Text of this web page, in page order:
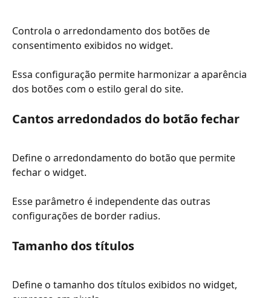
Controla o arredondamento dos botões de
consentimento exibidos no widget.
Essa configuração permite harmonizar a aparência
dos botões com o estilo geral do site.
Cantos arredondados do botão fechar
Define o arredondamento do botão que permite
fechar o widget.
Esse parâmetro é independente das outras
configurações de border radius.
Tamanho dos títulos
Define o tamanho dos títulos exibidos no widget,